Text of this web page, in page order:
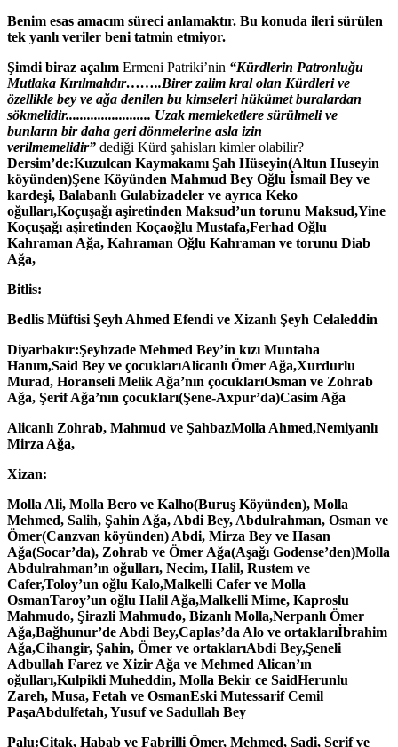
Benim esas amacım süreci anlamaktır. Bu konuda ileri sürülen
tek yanlı veriler beni tatmin etmiyor.
Şimdi biraz açalım Ermeni Patriki’nin “Kürdlerin Patronluğu
Mutlaka Kırılmalıdır……..Birer zalim kral olan Kürdleri ve
özellikle bey ve ağa denilen bu kimseleri hükümet buralardan
sökmelidir........................ Uzak memleketlere sürülmeli ve
bunların bir daha geri dönmelerine asla izin
verilmemelidir” dediği Kürd şahisları kimler olabilir?
Dersim’de:Kuzulcan Kaymakamı Şah Hüseyin(Altun Huseyin
köyünden)Şene Köyünden Mahmud Bey Oğlu İsmail Bey ve
kardeşi, Balabanlı Gulabizadeler ve ayrıca Keko
oğulları,Koçuşağı aşiretinden Maksud’un torunu Maksud,Yine
Koçuşağı aşiretinden Koçaoğlu Mustafa,Ferhad Oğlu
Kahraman Ağa, Kahraman Oğlu Kahraman ve torunu Diab
Ağa,
Bitlis:
Bedlis Müftisi Şeyh Ahmed Efendi ve Xizanlı Şeyh Celaleddin
Diyarbakır:Şeyhzade Mehmed Bey’in kızı Muntaha
Hanım,Said Bey ve çocuklarıAlicanlı Ömer Ağa,Xurdurlu
Murad, Horanseli Melik Ağa’nın çocuklarıOsman ve Zohrab
Ağa, Şerif Ağa’nın çocukları(Şene-Axpur’da)Casim Ağa
Alicanlı Zohrab, Mahmud ve ŞahbazMolla Ahmed,Nemiyanlı
Mirza Ağa,
Xizan:
Molla Ali, Molla Bero ve Kalho(Buruş Köyünden), Molla
Mehmed, Salih, Şahin Ağa, Abdi Bey, Abdulrahman, Osman ve
Ömer(Canzvan köyünden) Abdi, Mirza Bey ve Hasan
Ağa(Socar’da), Zohrab ve Ömer Ağa(Aşağı Godense’den)Molla
Abdulrahman’ın oğulları, Necim, Halil, Rustem ve
Cafer,Toloy’un oğlu Kalo,Malkelli Cafer ve Molla
OsmanTaroy’un oğlu Halil Ağa,Malkelli Mime, Kaproslu
Mahmudo, Şirazli Mahmudo, Bizanlı Molla,Nerpanlı Ömer
Ağa,Bağhunur’de Abdi Bey,Caplas’da Alo ve ortaklarıİbrahim
Ağa,Cihangir, Şahin, Ömer ve ortaklarıAbdi Bey,Şeneli
Adbullah Farez ve Xizir Ağa ve Mehmed Alican’ın
oğulları,Kulpikli Muheddin, Molla Bekir ce SaidHerunlu
Zareh, Musa, Fetah ve OsmanEski Mutessarif Cemil
PaşaAbdulfetah, Yusuf ve Sadullah Bey
Palu:Çitak, Habab ve Fabrilli Ömer, Mehmed, Sadi, Şerif ve